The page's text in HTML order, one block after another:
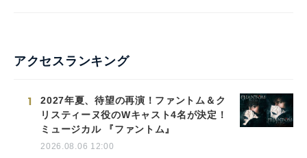
アクセスランキング
1
2027年夏、待望の再演！ファントム＆ク
リスティーヌ役のWキャスト4名が決定！
ミュージカル 『ファントム』
2026.08.06 12:00